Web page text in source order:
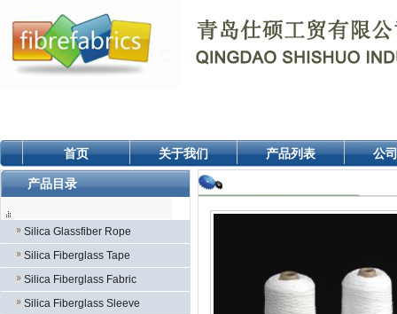
首页 关于我们 产品列表 公
产品目录
Silica Glassfiber Rope
Silica Fiberglass Tape
Silica Fiberglass Fabric
Silica Fiberglass Sleeve